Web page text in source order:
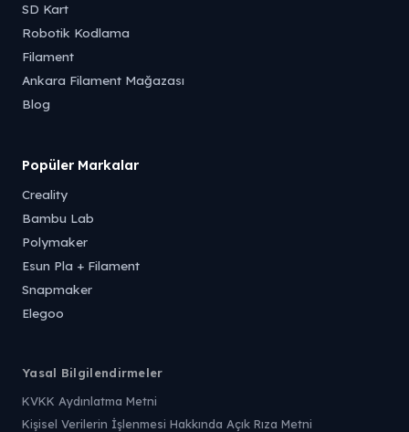
SD Kart
Robotik Kodlama
Filament
Ankara Filament Mağazası
Blog
Popüler Markalar
Creality
Bambu Lab
Polymaker
Esun Pla + Filament
Snapmaker
Elegoo
Yasal Bilgilendirmeler
KVKK Aydınlatma Metni
Kişisel Verilerin İşlenmesi Hakkında Açık Rıza Metni